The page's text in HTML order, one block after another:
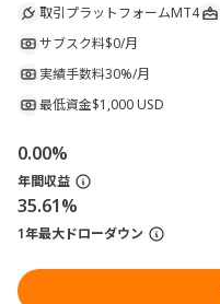
取引プラットフォームMT4
サブスク料$0/月
実績手数料30%/月
最低資金$1,000 USD
0.00%
年間収益
35.61%
1年最大ドローダウン